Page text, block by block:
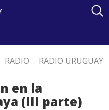
. RADIO . RADIO URUGUAY
en la
(III parte)